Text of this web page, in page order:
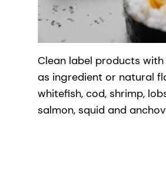
Clean label products
as ingredient or natural
whitefish, cod, shrimp,
salmon, squid and